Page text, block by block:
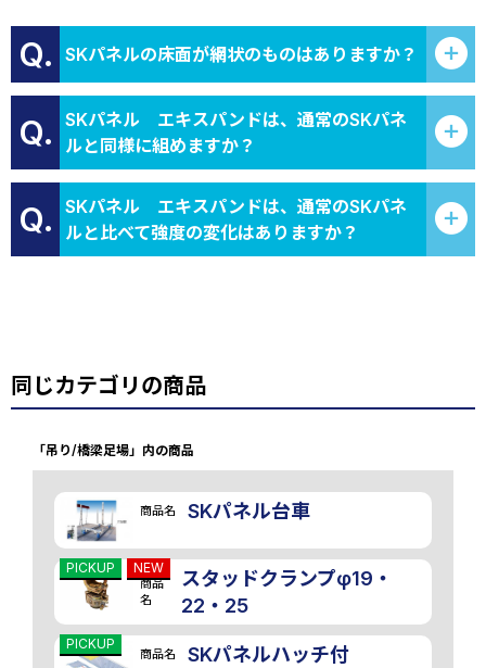
Q. SKパネルの床面が網状のものはありますか？
Q.
SKパネル エキスパンドは、通常のSKパネ
ルと同様に組めますか？
Q.
SKパネル エキスパンドは、通常のSKパネ
ルと比べて強度の変化はありますか？
同じカテゴリの商品
「吊り/橋梁足場」内の商品
商品名 SKパネル台車
PICKUP NEW
商品
名
スタッドクランプφ19・
22・25
PICKUP
商品名 SKパネルハッチ付